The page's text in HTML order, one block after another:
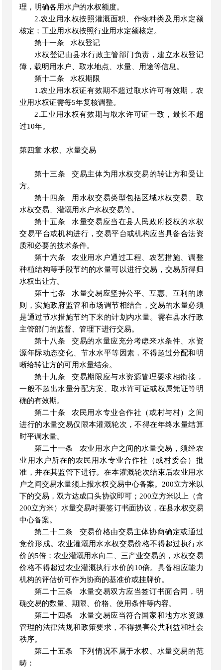
理，明确各用水户的水权额度。
2.农业用水权按照灌溉面积、作物种类及用水定额
核定；工业用水权按照行业用水定额核定。
第十一条
水权登记
水权登记由县水行政主管部门负责，建立水权登记
簿，载明用水户、取水地点、水量、用途等信息。
第十二条
水权期限
1.农业用水权证有效期不超过取水许可有效期，农
业用水权证需每5年复核调整。
2.工业用水权有效期与取水许可证一致，最长不超
过10年。
第四章 水权 、水量交易
第十三条
交易主体为用水权交易的转让方和受让
方。
第十四条
用水权交易类型包括区域水权交易、取
水权交易、灌溉用水户水权交易等。
第十五条
水量交易应当在县人民政府授权的水权
交易平台或机构进行，交易平台或机构应当具备合法资
质和必要的技术条件。
第十六条
农业用水户通过工程、农艺措施、调整
种植结构等手段节约的水量可以进行交易，交易所得归
水权出让方。
第十七条
水量交易应坚持公平、互惠、互利的原
则，实施政府监管和市场调节相结合，交易的水量必须
是通过节水措施节约下来的计划内水量。需在县水行政
主管部门的监督、管理下进行交易。
第十八条
交易的水量应充分考虑来水条件、水资
源年际动态变化、节水水平等因素，不得超过分配和明
晰给转让方的可用水量结余。
第十九条
交易期限应与水资源管理要求相衔接，
一般不超出水量分配方案、取水许可证或权属凭证等明
确的有效期。
第二十条
农民用水专业合作社（或村与村）之间
进行的水量交易仅限本灌溉轮次，不得在年终水量结算
时平调水量。
第二十一条
农业用水户之间的水量交易，须经农
业用水户 所在的农民用水专业合作社（或村委会）批
准，并在其监管下进行。在本灌溉轮次结束后农业用水
户之间交易水量须上报水权交易中心备案。 200立方米以
下的交易，双方达成口头协议即可；200立方米以上（含
200立方米）水量交易时要签订书面协议，在县水权交易
中心备案。
第二十二条
交易价格由交易主体协商确定或通过
竞价形成。农业灌溉用水水权交易价格不得超过执行水
价的5倍；农业灌溉用水向二、三产业交易的，水权交易
价格不得超过农业灌溉执行水价的10倍。具备相应能力
机构的评估价可作为协商的基准价或挂牌价。
第二十三条
水量交易双方应当签订书面合同，明
确交易的数量、期限、价格、使用条件等内容。
第二十四条
水量交易应当符合国家和地方水资源
管理的法律法规和政策要求，不得损害公共利益和社会
秩序。
第二十五条
下列情况不属于水权、水量交易的范
畴：